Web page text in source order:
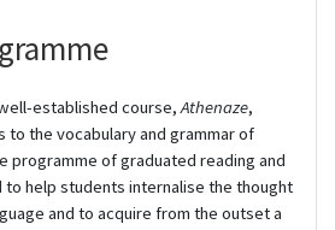
established course,Athenaze,
the vocabulary and grammar of
programme of graduated reading and
help students internalise the thought
and to acquire from the outset a